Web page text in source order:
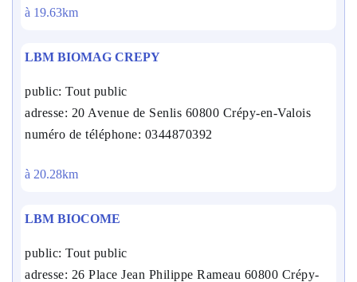
à 19.63km
LBM BIOMAG CREPY
public: Tout public
adresse: 20 Avenue de Senlis 60800 Crépy-en-Valois
numéro de téléphone: 0344870392
à 20.28km
LBM BIOCOME
public: Tout public
adresse: 26 Place Jean Philippe Rameau 60800 Crépy-